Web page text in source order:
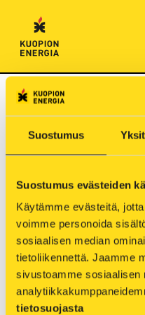
Suostumus
Suostumus evästeiden
Käytämme evästeitä,
voimme personoida
sosiaalisen median
tietoliikennettä. Jaamme
sivustoamme sosiaalisen
tietosuojasta
sisältöön
Canthin
14.6.2021
Kaukolämpötyömaa
Canthin kadulla
välisellä osuudella
heinäkuussa.
Kaivu- ja peittotöiden
Puijonkadulta Minna
alueen suuntaan on